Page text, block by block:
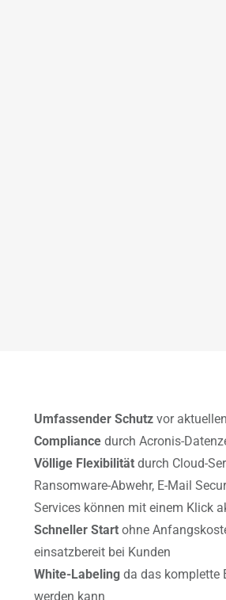
Umfassender Schutz vor
Compliance durch Acronis-
Völlige Flexibilität durch Cloud-
Ransomware-Abwehr, E-Mail
Services können mit einem Klick
Schneller Start ohne
einsatzbereit bei Kunden
White-Labeling da das komplette
werden kann